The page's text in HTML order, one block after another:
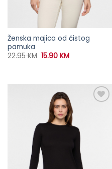
Ženska majica od čistog
pamuka
22.95KM Original
15.90KMCurrent